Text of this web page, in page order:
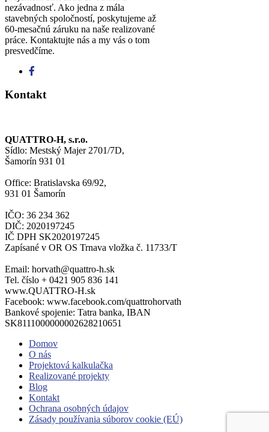
nezávadnosť. Ako jedna z mála
stavebných spoločností, poskytujeme až
60-mesačnú záruku na naše realizované
práce. Kontaktujte nás a my vás o tom
presvedčíme.
Kontakt
QUATTRO-H, s.r.o.
Sídlo: Mestský Majer 2701/7D,
Šamorín 931 01
Office: Bratislavska 69/92,
931 01 Šamorín
IČO: 36 234 362
DIČ: 2020197245
IČ DPH SK2020197245
Zapísané v OR OS Trnava vložka č. 11733/T
Email: horvath@quattro-h.sk
Tel. číslo + 0421 905 836 141
www.QUATTRO-H.sk
Facebook: www.facebook.com/quattrohorvath
Bankové spojenie: Tatra banka, IBAN
SK8111000000002628210651
Domov
O nás
Projektová kalkulačka
Realizované projekty
Blog
Kontakt
Ochrana osobných údajov
Zásady používania súborov cookie (EÚ)